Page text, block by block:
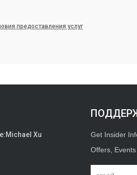
предоставления услуг
Michael Xu